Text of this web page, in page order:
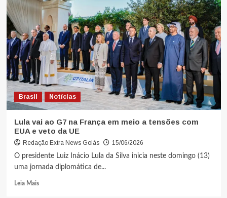
Brasil Notícias
Lula vai ao G7 na França em meio a tensões com
EUA e veto da UE
Redação Extra News Goiás
15/06/2026
O presidente Luiz Inácio Lula da Silva inicia neste domingo (13)
uma jornada diplomática de...
Leia Mais